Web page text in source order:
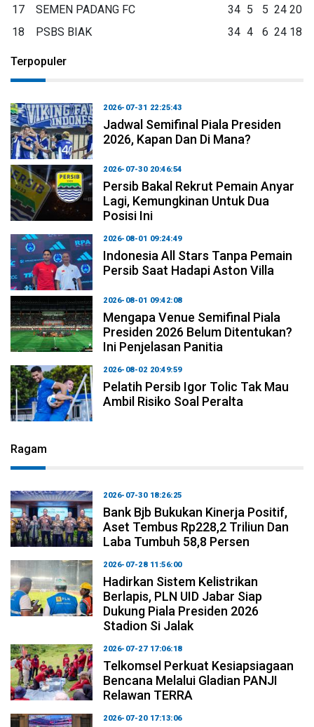
17 SEMEN PADANG FC 34 5 5 24 20
18
PSBS BIAK 34 4 6 24 18
Terpopuler
2026-07-31 22:25:43
Jadwal Semifinal Piala Presiden
2026, Kapan Dan Di Mana?
2026-07-30 20:46:54
Persib Bakal Rekrut Pemain Anyar
Lagi, Kemungkinan Untuk Dua
Posisi Ini
2026-08-01 09:24:49
Indonesia All Stars Tanpa Pemain
Persib Saat Hadapi Aston Villa
2026-08-01 09:42:08
Mengapa Venue Semifinal Piala
Presiden 2026 Belum Ditentukan?
Ini Penjelasan Panitia
2026-08-02 20:49:59
Pelatih Persib Igor Tolic Tak Mau
Ambil Risiko Soal Peralta
Ragam
2026-07-30 18:26:25
Bank Bjb Bukukan Kinerja Positif,
Aset Tembus Rp228,2 Triliun Dan
Laba Tumbuh 58,8 Persen
2026-07-28 11:56:00
Hadirkan Sistem Kelistrikan
Berlapis, PLN UID Jabar Siap
Dukung Piala Presiden 2026
Stadion Si Jalak
2026-07-27 17:06:18
Telkomsel Perkuat Kesiapsiagaan
Bencana Melalui Gladian PANJI
Relawan TERRA
2026-07-20 17:13:06